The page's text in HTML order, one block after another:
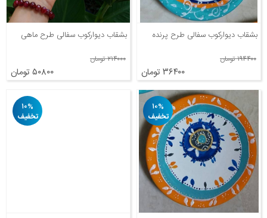
بشقاب دیوارکوب سفالی طرح پرنده
۱۹۴۴۰۰ تومان
۳۶۴۰۰ تومان
بشقاب دیوارکوب سفالی طرح ماهی
۲۱۴۰۰۰ تومان
۵۰۸۰۰ تومان
۱۰%
تخفیف
۱۰%
تخفیف